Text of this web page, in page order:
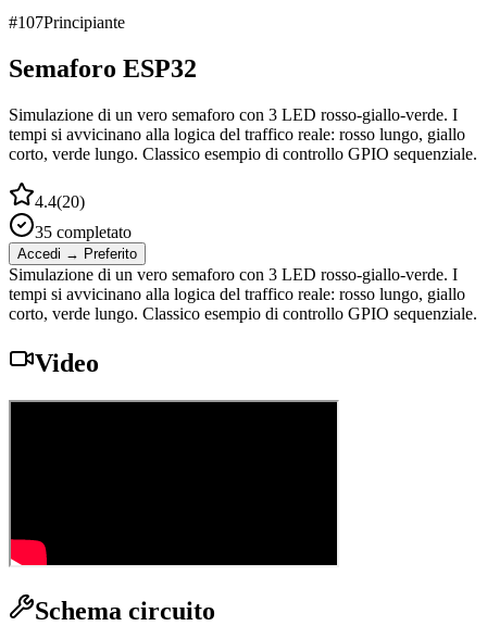
#107Principiante
Semaforo ESP32
Simulazione di un vero semaforo con 3 LED rosso-giallo-verde. I
tempi si avvicinano alla logica del traffico reale: rosso lungo, giallo
corto, verde lungo. Classico esempio di controllo GPIO sequenziale.
4.4(20)
35 completato
Accedi → Preferito
Simulazione di un vero semaforo con 3 LED rosso-giallo-verde. I
tempi si avvicinano alla logica del traffico reale: rosso lungo, giallo
corto, verde lungo. Classico esempio di controllo GPIO sequenziale.
Video
Schema circuito